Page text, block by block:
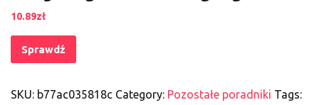
10.89zł
Sprawdź
SKU: b77ac035818c Category: Pozostałe poradniki Tags: